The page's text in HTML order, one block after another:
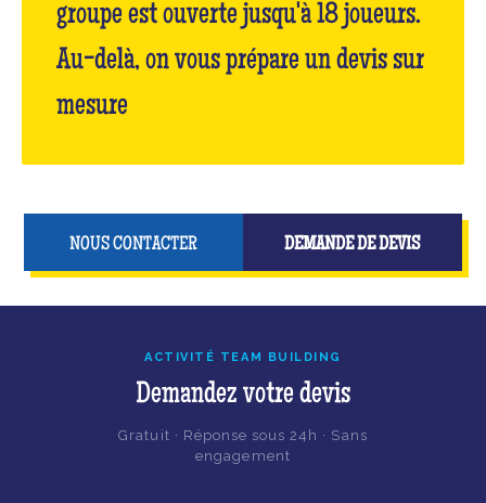
groupe est ouverte jusqu'à 18 joueurs.
Au-delà, on vous prépare un devis sur
mesure
NOUS CONTACTER DEMANDE DE DEVIS
ACTIVITÉ TEAM BUILDING
Demandez votre devis
Gratuit · Réponse sous 24h · Sans
engagement